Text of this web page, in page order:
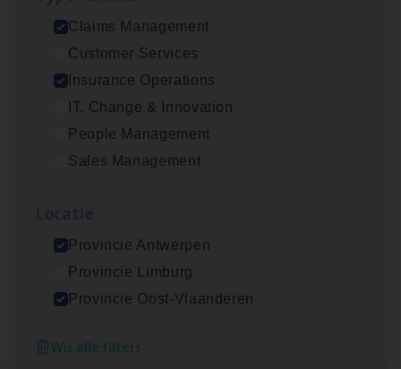
Claims Management
Customer Services
Insurance Operations
IT, Change & Innovation
People Management
Sales Management
Provincie Antwerpen
Provincie Limburg
Provincie Oost-Vlaanderen
Wis alle filters
Dos­sier­be­heer­der ver­ze­ke­rin­gen — Soci­al
Pro­fit en Public
Insurance Operations
Antwerpen
Antwerpen
Benefits